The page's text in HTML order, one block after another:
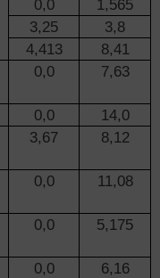
0,0
1,565
3,25
3,8
4,413
8,41
0,0 7,63
0,0
14,0
3,67 8,12
0,0 11,08
0,0 5,175
0,0 6,16